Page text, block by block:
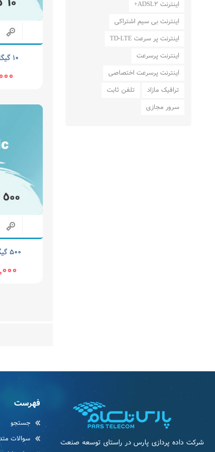
۱۰ گیگابایت بین الملل
۵۰۰ گیگابایت بین الملل
اینترنت ADSL2+
اینترنت بی سیم اشتراکی
اینترنت پر سرعت TD-LTE
اینترنت پرسرعت
اینترنت پرسرعت اختصاصی
ترافیک مازاد
تلفن ثابت
سرور مجازی
شرکت داده پردازی پارس در راستای توسعه صنعت
فهرست
جستجو
سوالات